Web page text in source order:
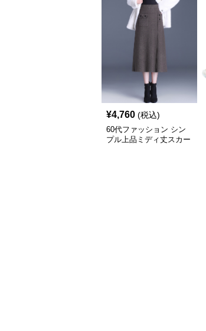
¥4,760 (税込)
60代ファッション シン
プル上品ミディ丈スカー